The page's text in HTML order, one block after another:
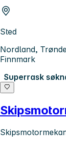
Sted
Nordland,
Finnmark
Superrask